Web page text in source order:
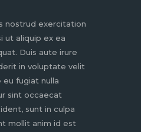
nostrud exercitation
ut aliquip ex ea
Duis aute irure
in voluptate velit
eu fugiat nulla
sint occaecat
sunt in culpa
mollit anim id est